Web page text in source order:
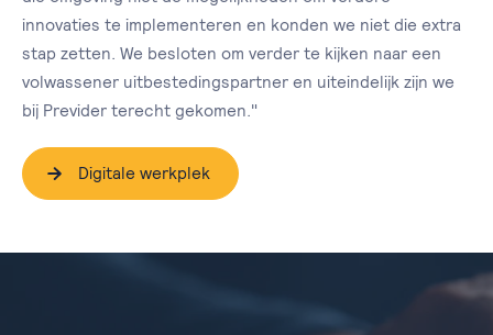
innovaties te implementeren en konden we niet die extra
stap zetten. We besloten om verder te kijken naar een
volwassener uitbestedingspartner en uiteindelijk zijn we
bij Previder terecht gekomen."
Digitale werkplek